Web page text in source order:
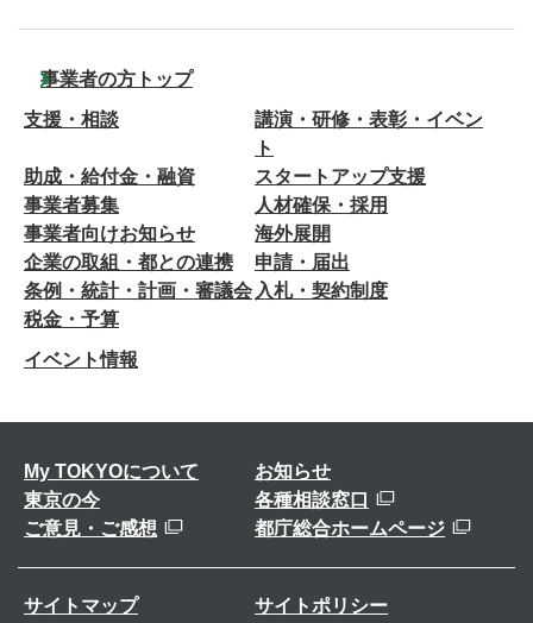
事業者の方トップ
支援・相談
講演・研修・表彰・イベン
ト
助成・給付金・融資
スタートアップ支援
事業者募集
人材確保・採用
事業者向けお知らせ
海外展開
企業の取組・都との連携
申請・届出
条例・統計・計画・審議会 入札・契約制度
税金・予算
イベント情報
My TOKYOについて
お知らせ
東京の今
各種相談窓口
ご意見・ご感想
都庁総合ホームページ
サイトマップ サイトポリシー